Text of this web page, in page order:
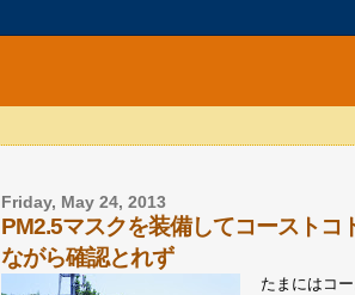
Friday, May 24, 2013
PM2.5マスクを装備してコースト
ながら確認とれず
たまにはコ